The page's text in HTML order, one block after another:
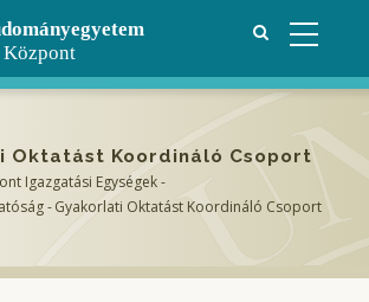
Oktatást Koordináló Csoport
Igazgatási Egységek-
-Gyakorlati Oktatást Koordináló Csoport